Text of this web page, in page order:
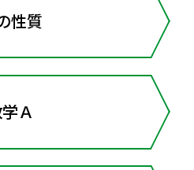
性質
Ａ